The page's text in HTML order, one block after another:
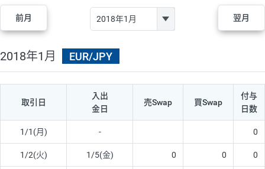
前月 翌月
2018年1月 EUR/JPY
取引日
入出
金日
売Swap 買Swap
付与
日数
1/1(月) - 0
1/2(火) 1/5(金) 0 0 0